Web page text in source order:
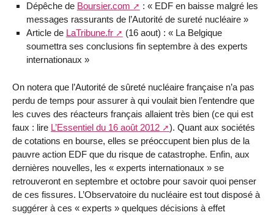
Dépêche de Boursier.com
: « EDF en baisse malgré les
messages rassurants de l’Autorité de sureté nucléaire »
Article de LaTribune.fr
(16 aout) : « La Belgique
soumettra ses conclusions fin septembre à des experts
internationaux »
On notera que l’Autorité de sûreté nucléaire française n’a pas
perdu de temps pour assurer à qui voulait bien l’entendre que
les cuves des réacteurs français allaient très bien (ce qui est
faux : lire L’Essentiel du 16 août 2012
). Quant aux sociétés
de cotations en bourse, elles se préoccupent bien plus de la
pauvre action EDF que du risque de catastrophe. Enfin, aux
dernières nouvelles, les « experts internationaux » se
retrouveront en septembre et octobre pour savoir quoi penser
de ces fissures. L’Observatoire du nucléaire est tout disposé à
suggérer à ces « experts » quelques décisions à effet